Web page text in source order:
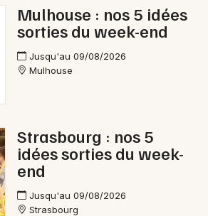
Mulhouse : nos 5 idées
sorties du week-end
Jusqu'au 09/08/2026
Mulhouse
Strasbourg : nos 5
idées sorties du week-
end
Jusqu'au 09/08/2026
Strasbourg